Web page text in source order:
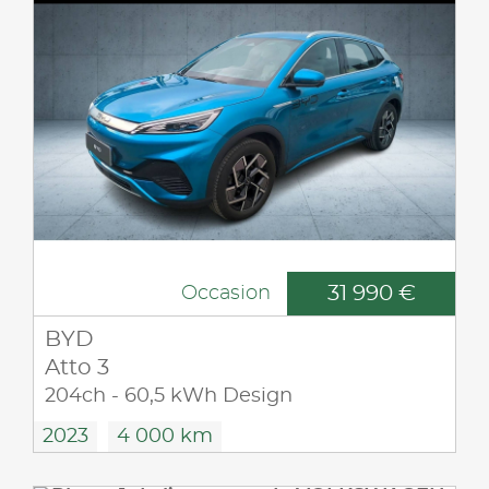
Occasion 31 990 €
BYD
Atto 3
204ch - 60,5 kWh Design
2023 4 000 km